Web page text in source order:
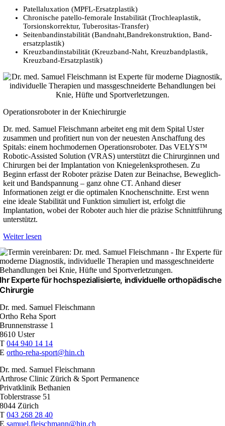
Patellaluxation (MPFL-Ersatzplastik)
Chronische patello-femorale Instabilität (Trochlea­plastik,
Torsions­korrektur, Tuberositas-Transfer)
Seiten­bandinstabi­lität (Band­naht,Band­rekonstruktion, Band­
ersatz­plastik)
Kreuzband­instabilität (Kreuzband-Naht, Kreuzband­plastik,
Kreuzband-Ersatz­plastik)
Operationsroboter in der Kniechirurgie
Dr. med. Samuel Fleischmann arbeitet eng mit dem Spital Uster
zusammen und profitiert nun von der neuesten Ans­chaffung des
Spitals: einem hoch­modernen Operations­roboter. Das VELYS™
Robotic-Assisted Solution (VRAS) unterstützt die Chirurginnen und
Chirurgen bei der Implantation von Knie­gelenks­prothesen. Zu
Beginn erfasst der Roboter präzise Daten zur Beinachse, Beweglich­
keit und Band­spannung – ganz ohne CT. Anhand dieser
Informationen zeigt er die optimalen Knochen­schnitte. Erst wenn
eine ideale Stabilität und Funktion simuliert ist, erfolgt die
Implantation, wobei der Roboter auch hier die präzise Schnitt­führung
unterstützt.
Weiter lesen
Ihr Experte für hochspezialisierte, individuelle orthopädische
Chirurgie
Dr. med. Samuel Fleischmann
Ortho Reha Sport
Brunnenstrasse 1
8610 Uster
T044 940 14 14
Eortho-reha-sport@hin.ch
Dr. med. Samuel Fleischmann
Arthrose Clinic Zürich & Sport Permanence
Privatklinik Bethanien
Toblerstrasse 51
8044 Zürich
T043 268 28 40
Esamuel.fleischmann@hin.ch